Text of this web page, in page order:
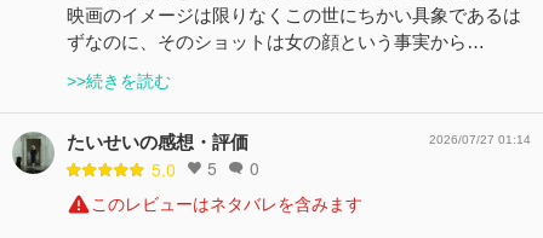
映画のイメージは限りなくこの世にちかい具象であるは
ずなのに、そのショットは女の顔という事実から…
>>続きを読む
たいせいの感想・評価
5.0 5 0
2026/07/27 01:14
このレビューはネタバレを含みます